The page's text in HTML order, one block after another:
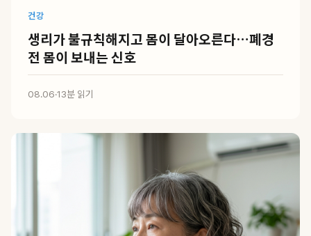
건강
생리가 불규칙해지고 몸이 달아오른다…폐경
전 몸이 보내는 신호
08.06·13분 읽기